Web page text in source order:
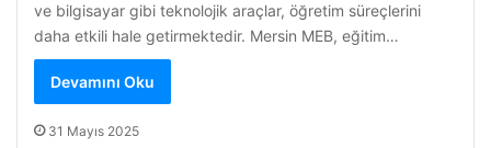
ve bilgisayar gibi teknolojik araçlar, öğretim süreçlerini
daha etkili hale getirmektedir. Mersin MEB, eğitim…
Devamını Oku
31 Mayıs 2025